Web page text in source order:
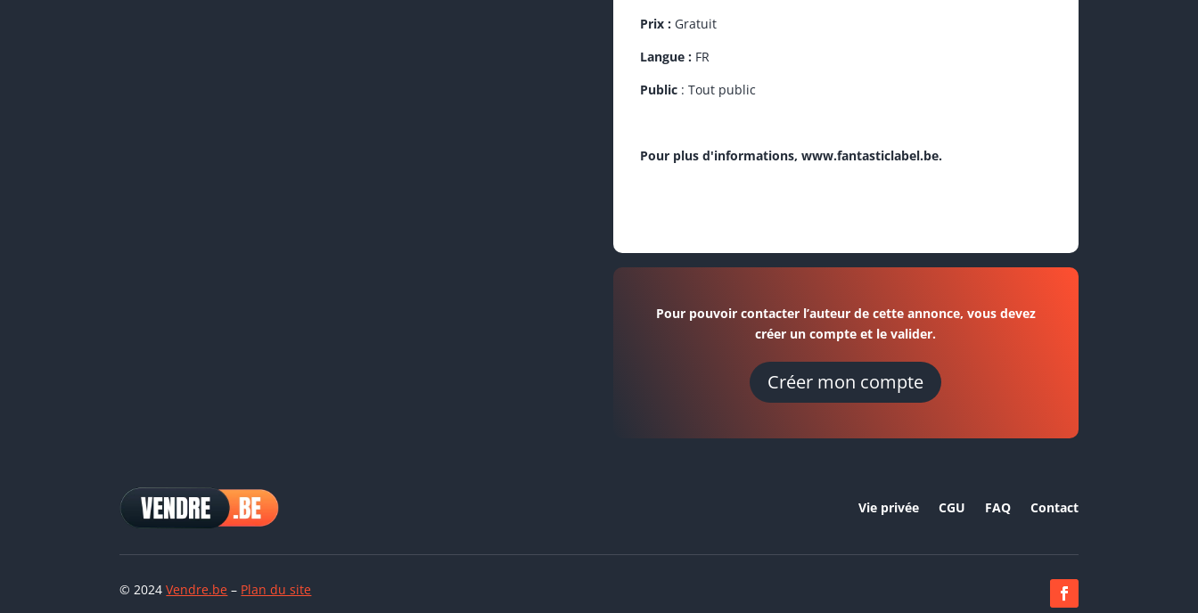
Prix : Gratuit
Langue : FR
Public : Tout public
Pour plus d'informations, www.fantasticlabel.be.
Pour pouvoir contacter l’auteur de cette annonce, vous devez
créer un compte et le valider.
Créer mon compte
Vie privée CGU FAQ Contact
© 2024Vendre.be – Plan du site